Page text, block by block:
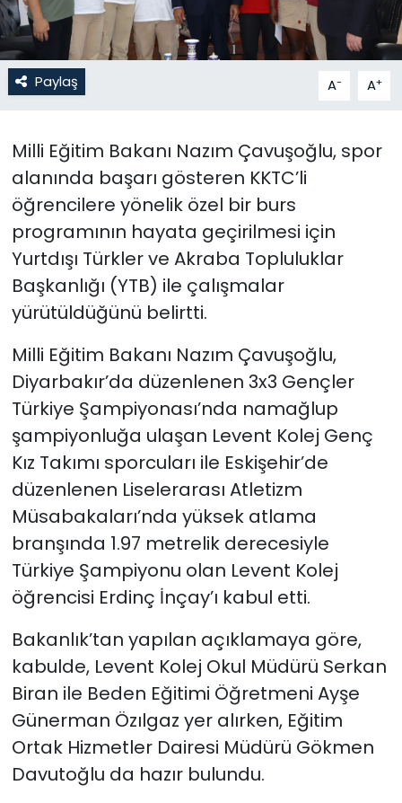
Paylaş A- A+
Milli Eğitim Bakanı Nazım Çavuşoğlu, spor
alanında başarı gösteren KKTC’li
öğrencilere yönelik özel bir burs
programının hayata geçirilmesi için
Yurtdışı Türkler ve Akraba Topluluklar
Başkanlığı (YTB) ile çalışmalar
yürütüldüğünü belirtti.
Milli Eğitim Bakanı Nazım Çavuşoğlu,
Diyarbakır’da düzenlenen 3x3 Gençler
Türkiye Şampiyonası’nda namağlup
şampiyonluğa ulaşan Levent Kolej Genç
Kız Takımı sporcuları ile Eskişehir’de
düzenlenen Liselerarası Atletizm
Müsabakaları’nda yüksek atlama
branşında 1.97 metrelik derecesiyle
Türkiye Şampiyonu olan Levent Kolej
öğrencisi Erdinç İnçay’ı kabul etti.
Bakanlık’tan yapılan açıklamaya göre,
kabulde, Levent Kolej Okul Müdürü Serkan
Biran ile Beden Eğitimi Öğretmeni Ayşe
Günerman Özılgaz yer alırken, Eğitim
Ortak Hizmetler Dairesi Müdürü Gökmen
Davutoğlu da hazır bulundu.
Otomobil Dünyası
Politika
Spor
Teknoloji
TÜRKiYE
Video Galeri
Yazarlar